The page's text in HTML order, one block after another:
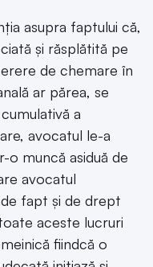
asupra faptului că,
și răsplătită pe
de chemare în
ar părea, se
a
avocatul le-a
o muncă asiduă de
avocatul
fapt și de drept
aceste lucruri
fiindcă o